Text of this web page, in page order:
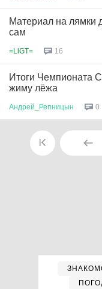
Материал на лямки
сам
=LiGT= 16
Итоги Чемпионата
жиму лёжа
Андрей Репницын 0